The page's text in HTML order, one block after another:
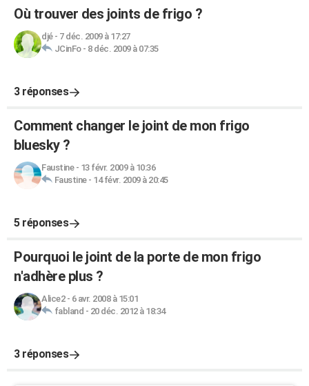
Où trouver des joints de frigo ?
djé- 7 déc. 2009 à 17:27
JCinFo- 8 déc. 2009 à 07:35
3 réponses
Comment changer le joint de mon frigo
bluesky ?
Faustine- 13 févr. 2009 à 10:36
Faustine- 14 févr. 2009 à 20:45
5 réponses
Pourquoi le joint de la porte de mon frigo
n'adhère plus ?
Alice2- 6 avr. 2008 à 15:01
fabland - 20 déc. 2012 à 18:34
3 réponses